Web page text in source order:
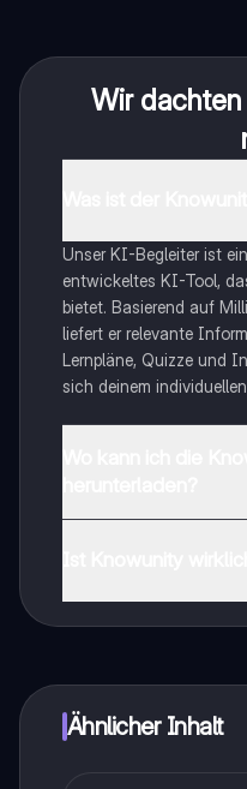
Wir
Unser KI-Begleiter ist
entwickeltes KI-Tool,
bietet. Basierend auf
liefert er relevante
Lernpläne, Quizze und
sich deinem
Ähnlicher Inhalt